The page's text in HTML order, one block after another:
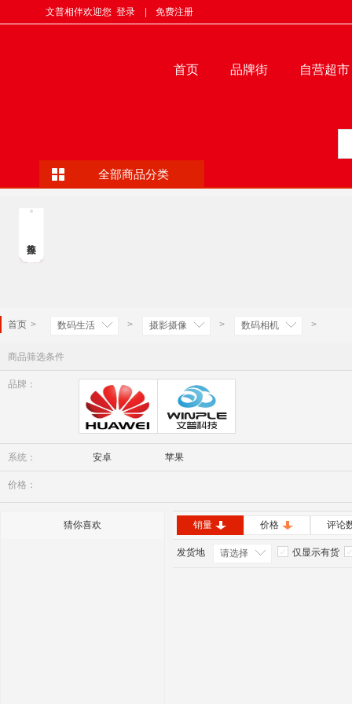
文普相伴欢迎您 登录 免费注册
首页 品牌街 自营超市
全部商品分类
首页 > 数码生活 > 摄影摄像 > 数码相机 >
商品筛选条件
品牌：
华为 Winple
系统： 安卓 苹果
价格：
猜你喜欢 销量 价格 评论
发货地 请选择 仅显示有货